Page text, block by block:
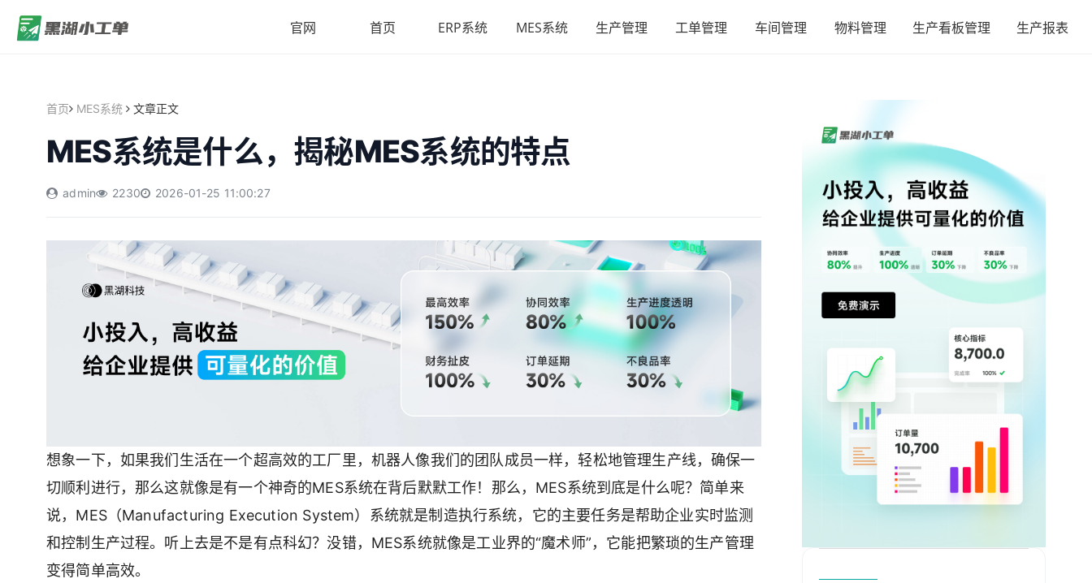
官网 首页 ERP系统 MES系统 生产管理 工单管理 车间管理 物料管理 生产看板管理 生产报表
首页 MES系统 文章正文
MES系统是什么，揭秘MES系统的特点
admin 2230 2026-01-25 11:00:27
想象一下，如果我们生活在一个超高效的工厂里，机器人像我们的团队成员一样，轻松地管理生产线，确保一
切顺利进行，那么这就像是有一个神奇的MES系统在背后默默工作！那么，MES系统到底是什么呢？简单来
说，MES（Manufacturing Execution System）系统就是制造执行系统，它的主要任务是帮助企业实时监测
和控制生产过程。听上去是不是有点科幻？没错，MES系统就像是工业界的“魔术师”，它能把繁琐的生产管理
变得简单高效。